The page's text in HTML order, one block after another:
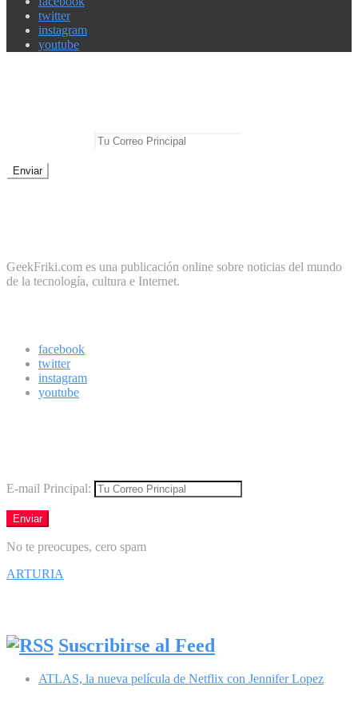
twitter
instagram
youtube
GeekFriki.com es una publicación online sobre noticias del mundo
de la tecnología, cultura e Internet.
facebook
twitter
instagram
youtube
E-mail Principal:
No te preocupes, cero spam
ARTURIA
Suscribirse al Feed
ATLAS, la nueva película de Netflix con Jennifer Lopez